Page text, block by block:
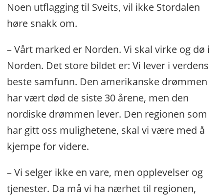
Noen utflagging til Sveits, vil ikke Stordalen
høre snakk om.
– Vårt marked er Norden. Vi skal virke og dø i
Norden. Det store bildet er: Vi lever i verdens
beste samfunn. Den amerikanske drømmen
har vært død de siste 30 årene, men den
nordiske drømmen lever. Den regionen som
har gitt oss mulighetene, skal vi være med å
kjempe for videre.
– Vi selger ikke en vare, men opplevelser og
tjenester. Da må vi ha nærhet til regionen,